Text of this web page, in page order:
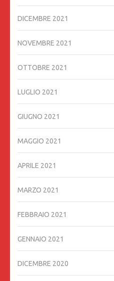
DICEMBRE 2021
NOVEMBRE 2021
OTTOBRE 2021
LUGLIO 2021
GIUGNO 2021
MAGGIO 2021
APRILE 2021
MARZO 2021
FEBBRAIO 2021
GENNAIO 2021
DICEMBRE 2020